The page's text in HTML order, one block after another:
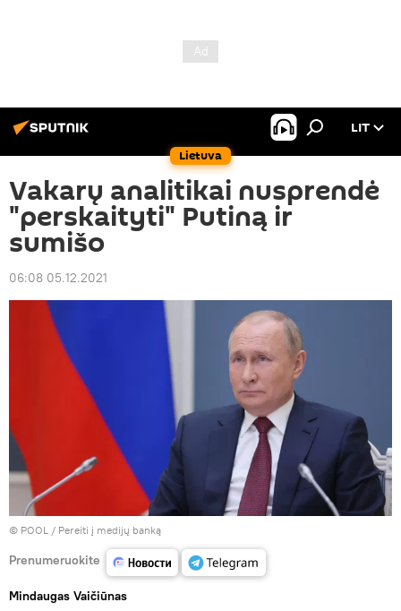
Lietuva
LIT
Vakarų analitikai nusprendė
"perskaityti" Putiną ir
sumišo
06:08 05.12.2021
© POOL / Pereiti į medijų banką
Prenumeruokite
Mindaugas Vaičiūnas